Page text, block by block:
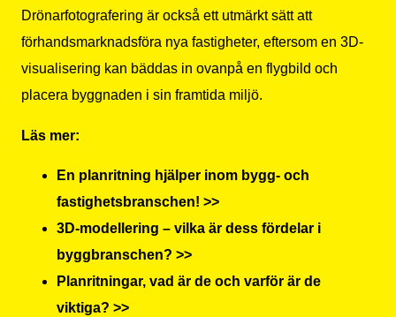
Drönarfotografering är också ett utmärkt sätt att
förhandsmarknadsföra nya fastigheter, eftersom en 3D-
visualisering kan bäddas in ovanpå en flygbild och
placera byggnaden i sin framtida miljö.
Läs mer:
En planritning hjälper inom bygg- och
fastighetsbranschen! >>
3D-modellering – vilka är dess fördelar i
byggbranschen? >>
Planritningar, vad är de och varför är de
viktiga? >>